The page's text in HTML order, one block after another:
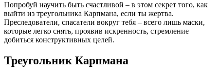
Попробуй научить быть счастливой – в этом секрет того, как
выйти из треугольника Карпмана, если ты жертва.
Преследователи, спасатели вокруг тебя – всего лишь маски,
которые легко снять, проявив искренность, стремление
добиться конструктивных целей.
Треугольник Карпмана